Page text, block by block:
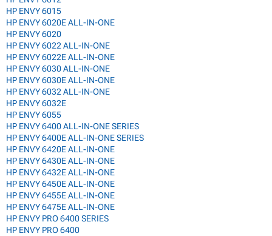
HP ENVY 6015
HP ENVY 6020E ALL-IN-ONE
HP ENVY 6020
HP ENVY 6022 ALL-IN-ONE
HP ENVY 6022E ALL-IN-ONE
HP ENVY 6030 ALL-IN-ONE
HP ENVY 6030E ALL-IN-ONE
HP ENVY 6032 ALL-IN-ONE
HP ENVY 6032E
HP ENVY 6055
HP ENVY 6400 ALL-IN-ONE SERIES
HP ENVY 6400E ALL-IN-ONE SERIES
HP ENVY 6420E ALL-IN-ONE
HP ENVY 6430E ALL-IN-ONE
HP ENVY 6432E ALL-IN-ONE
HP ENVY 6450E ALL-IN-ONE
HP ENVY 6455E ALL-IN-ONE
HP ENVY 6475E ALL-IN-ONE
HP ENVY PRO 6400 SERIES
HP ENVY PRO 6400